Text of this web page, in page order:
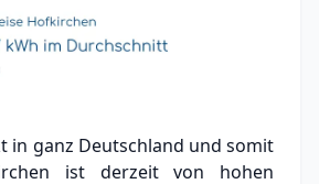
in ganz Deutschland und somit
ist derzeit von hohen